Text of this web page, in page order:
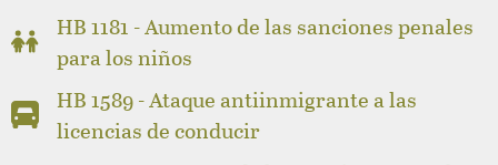
HB 1181 - Aumento de las sanciones penales
para los niños
HB 1589 - Ataque antiinmigrante a las
licencias de conducir